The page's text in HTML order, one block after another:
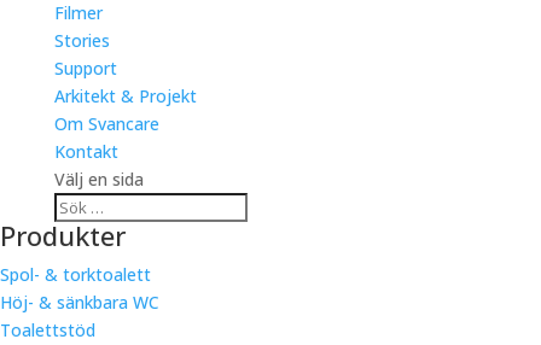
Filmer
Stories
Support
Arkitekt & Projekt
Om Svancare
Kontakt
Välj en sida
Produkter
Spol- & torktoalett
Höj- & sänkbara WC
Toalettstöd